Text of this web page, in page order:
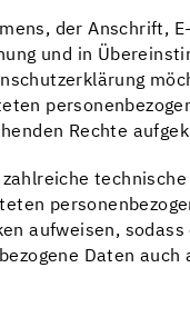
der Anschrift,
und in
Rechte
aufweisen,
Daten